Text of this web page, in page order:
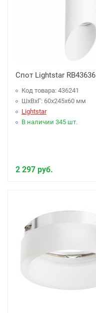
Спот Lightstar RB43636
Код товара: 436241
ШхВхГ: 60x245x60 мм
Lightstar
В наличии 345 шт.
2 297 руб.